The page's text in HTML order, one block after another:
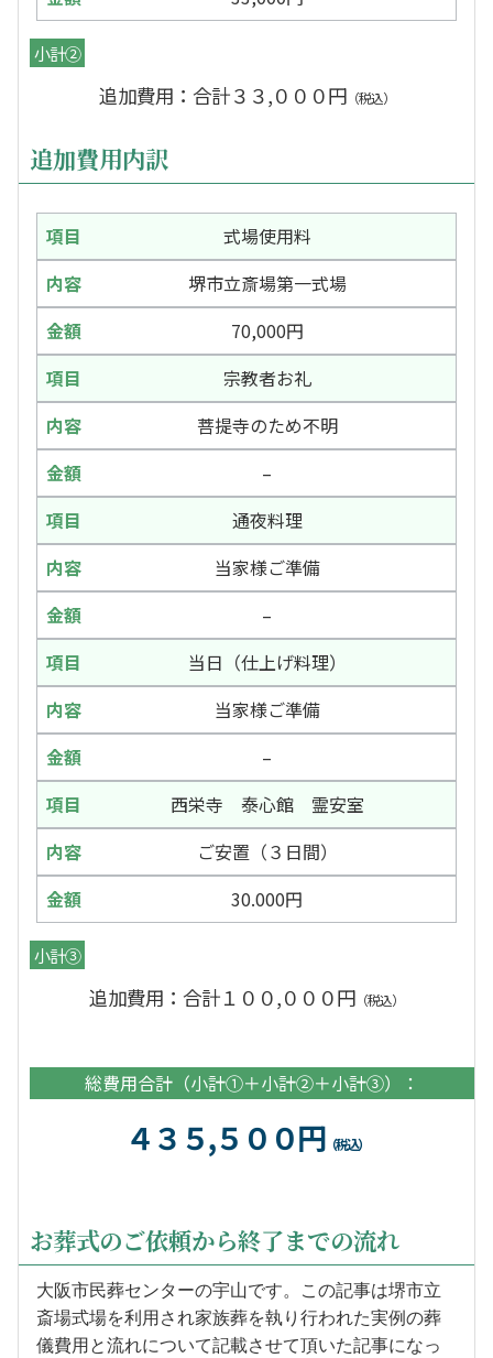
小計②
追加費用：合計３３,０００円 （税込）
追加費用内訳
式場使用料
堺市立斎場第一式場
70,000円
宗教者お礼
菩提寺のため不明
–
通夜料理
当家様ご準備
–
当日（仕上げ料理）
当家様ご準備
–
西栄寺 泰心館 霊安室
ご安置（３日間）
30.000円
小計③
追加費用：合計１００,０００円 （税込）
総費用合計（小計①＋小計②＋小計③）：
４３５,５００円 （税込）
お葬式のご依頼から終了までの流れ
大阪市民葬センターの宇山です。この記事は堺市立
斎場式場を利用され家族葬を執り行われた実例の葬
儀費用と流れについて記載させて頂いた記事になっ